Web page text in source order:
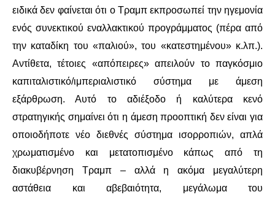
ειδικά δεν φαίνεται ότι ο Τραμπ εκπροσωπεί την ηγεμονία
ενός συνεκτικού εναλλακτικού προγράμματος (πέρα από
την καταδίκη του «παλιού», του «κατεστημένου» κ.λπ.).
Αντίθετα, τέτοιες «απόπειρες» απειλούν το παγκόσμιο
καπιταλιστικό/ιμπεριαλιστικό σύστημα με άμεση
εξάρθρωση. Αυτό το αδιέξοδο ή καλύτερα κενό
στρατηγικής σημαίνει ότι η άμεση προοπτική δεν είναι για
οποιοδήποτε νέο διεθνές σύστημα ισορροπιών, απλά
χρωματισμένο και μετατοπισμένο κάπως από τη
διακυβέρνηση Τραμπ – αλλά η ακόμα μεγαλύτερη
αστάθεια και αβεβαιότητα, μεγάλωμα του